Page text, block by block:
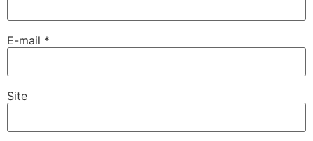
E-mail *
Site